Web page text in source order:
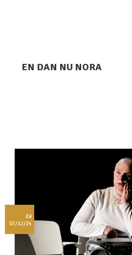
EN DAN NU NORA
za
07/12/24